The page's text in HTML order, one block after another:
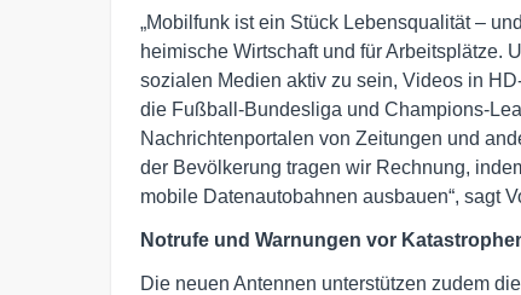
„Mobilfunk ist ein Stück Lebensqualität –
heimische Wirtschaft und für Arbeitsplätze.
sozialen Medien aktiv zu sein, Videos in
die Fußball-Bundesliga und Champions-
Nachrichtenportalen von Zeitungen und
der Bevölkerung tragen wir Rechnung,
mobile Datenautobahnen ausbauen“, sagt
Notrufe und Warnungen vor
Die neuen Antennen unterstützen zudem